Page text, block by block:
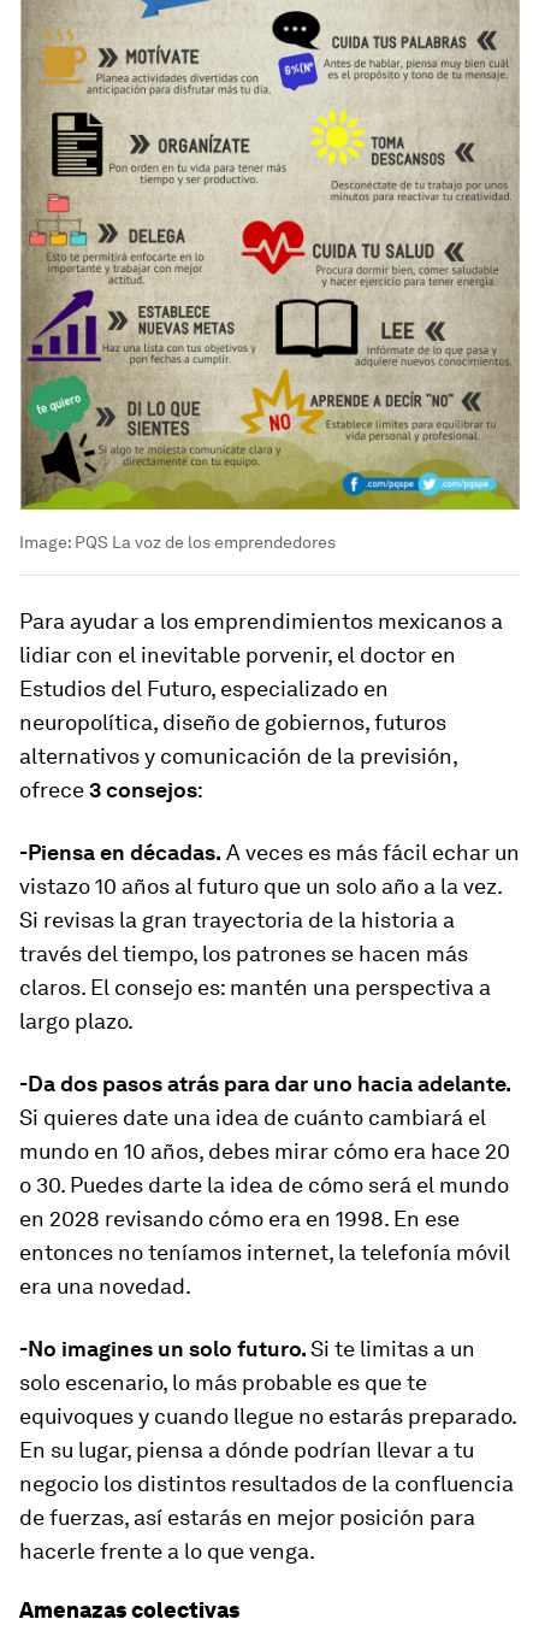
Image: PQS La voz de los emprendedores
Para ayudar a los emprendimientos mexicanos a
lidiar con el inevitable porvenir, el doctor en
Estudios del Futuro, especializado en
neuropolítica, diseño de gobiernos, futuros
alternativos y comunicación de la previsión,
ofrece3 consejos:
-Piensa en décadas. A veces es más fácil echar un
vistazo 10 años al futuro que un solo año a la vez.
Si revisas la gran trayectoria de la historia a
través del tiempo, los patrones se hacen más
claros. El consejo es: mantén una perspectiva a
largo plazo.
-Da dos pasos atrás para dar uno hacia adelante.
Si quieres date una idea de cuánto cambiará el
mundo en 10 años, debes mirar cómo era hace 20
o 30. Puedes darte la idea de cómo será el mundo
en 2028 revisando cómo era en 1998. En ese
entonces no teníamos internet, la telefonía móvil
era una novedad.
-No imagines un solo futuro.Si te limitas a un
solo escenario, lo más probable es que te
equivoques y cuando llegue no estarás preparado.
En su lugar, piensa a dónde podrían llevar a tu
negocio los distintos resultados de la confluencia
de fuerzas, así estarás en mejor posición para
hacerle frente a lo que venga.
Amenazas colectivas